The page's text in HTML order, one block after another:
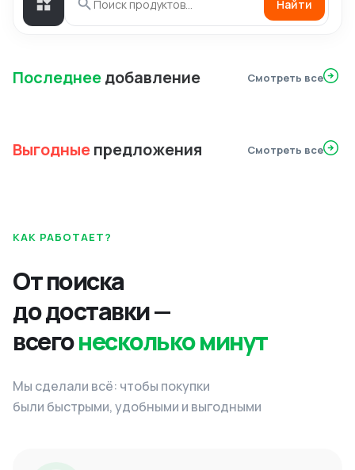
Найти
Последнеедобавление Смотреть все
Выгодныепредложения Смотреть все
КАК РАБОТАЕТ?
От поиска
до доставки —
всегонесколько минут
Мы сделали всё: чтобы покупки
были быстрыми, удобными и выгодными